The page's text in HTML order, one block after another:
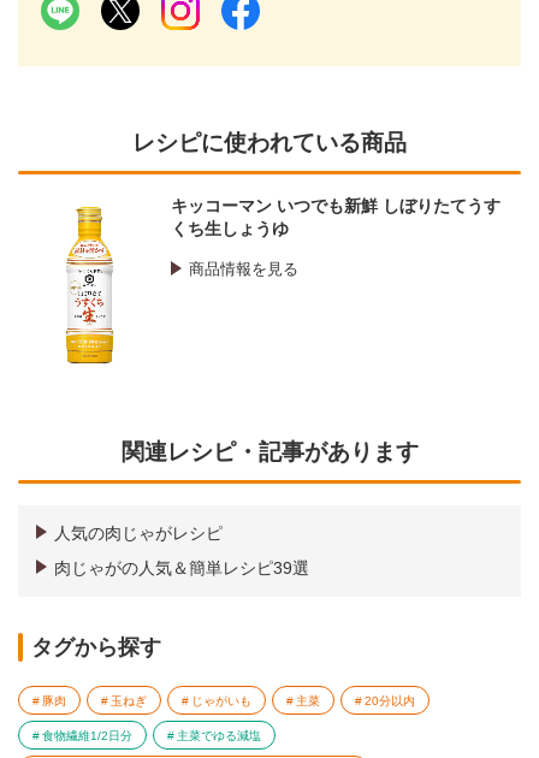
レシピに使われている商品
キッコーマン いつでも新鮮 しぼりたてうす
くち生しょうゆ
商品情報を見る
関連レシピ・記事があります
人気の肉じゃがレシピ
肉じゃがの人気＆簡単レシピ39選
タグから探す
豚肉 玉ねぎ じゃがいも 主菜 20分以内
食物繊維1/2日分 主菜でゆる減塩